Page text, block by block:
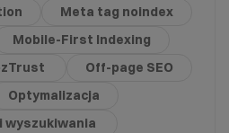
Meta tag noindex
Mobile-First Indexing
Off-page SEO
Optymalizacja
wyszukiwania